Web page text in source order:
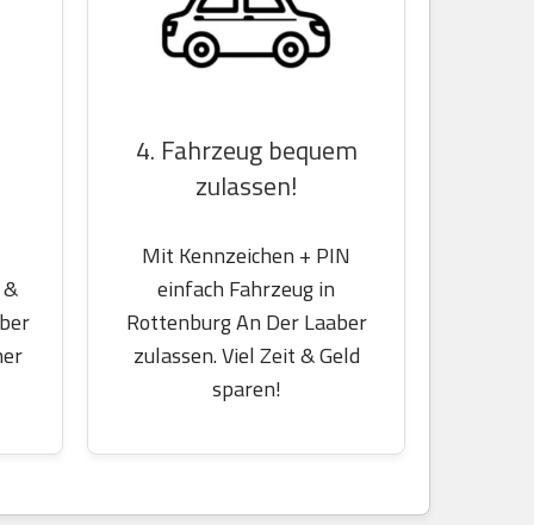
4. Fahrzeug bequem
zulassen!
Mit Kennzeichen + PIN
einfach Fahrzeug in
Rottenburg An Der Laaber
zulassen. Viel Zeit & Geld
sparen!